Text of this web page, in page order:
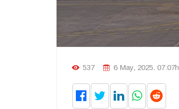
537 6 May, 2025. 07:07h